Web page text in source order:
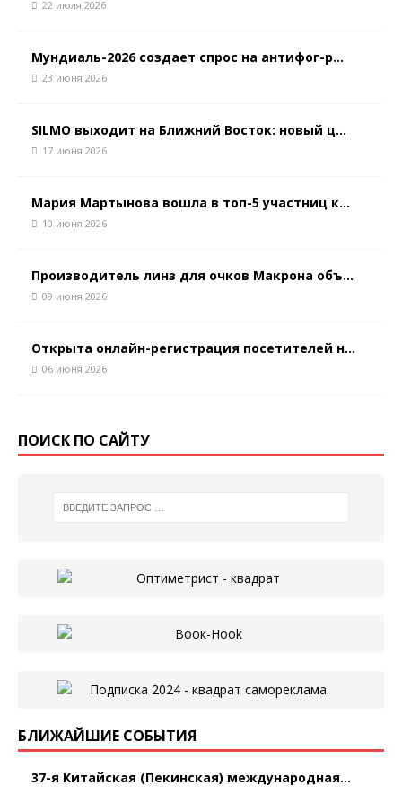
22 июля 2026
Мундиаль-2026 создает спрос на антифог-р...
23 июня 2026
SILMO выходит на Ближний Восток: новый ц...
17 июня 2026
Мария Мартынова вошла в топ-5 участниц к...
10 июня 2026
Производитель линз для очков Макрона объ...
09 июня 2026
Открыта онлайн-регистрация посетителей н...
06 июня 2026
ПОИСК ПО САЙТУ
БЛИЖАЙШИЕ СОБЫТИЯ
37-я Китайская (Пекинская) международная...